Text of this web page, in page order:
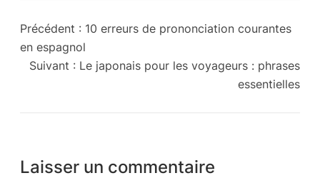
Précédent : 10 erreurs de prononciation courantes
en espagnol
Suivant : Le japonais pour les voyageurs : phrases
essentielles
Laisser un commentaire